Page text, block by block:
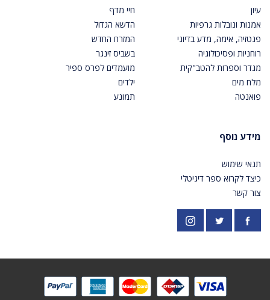
עיון
אמנות ונובלות גרפיות
פנטזיה, אימה, מדע בדיוני
רוחניות ופסיכולוגיה
מגדר וספרות להטב"קית
מלח מים
פואנטה
חיי מדף
הדשא הגדול
המזרח החדש
בשביס זינגר
מועמדים לפרס ספיר
ילדים
תמונע
מידע נוסף
תנאי שימוש
כיצד לקרוא ספר דיגיטלי
צור קשר
פייסבוק https://twitter.com/PardesPublish
אינסטגרם